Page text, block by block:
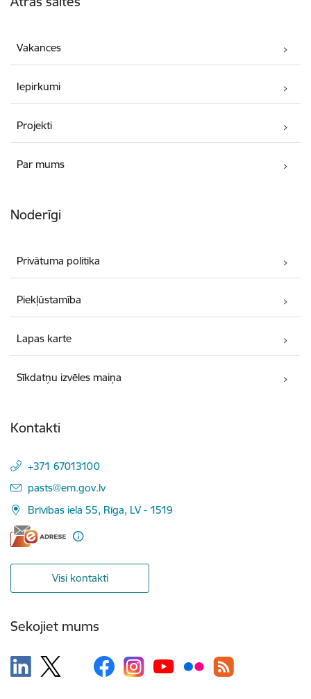
Vakances
Iepirkumi
Projekti
Par mums
Noderīgi
Privātuma politika
Piekļūstamība
Lapas karte
Sīkdatņu izvēles maiņa
Kontakti
+371 67013100
E-pasts:
pasts@em.gov.lv
Brīvības iela 55, Rīga, LV - 1519
Visi kontakti
Sekojiet mums